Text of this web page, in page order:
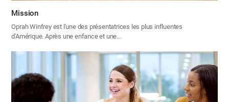
Mission
Oprah Winfrey est l'une des présentatrices les plus influentes
d'Amérique. Après une enfance et une…